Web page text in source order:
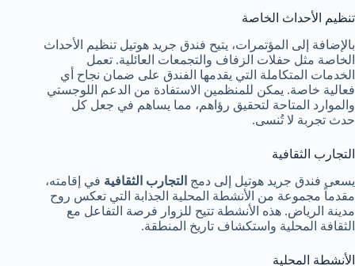
تنظيم الأحداث الخاصة
بالإضافة إلى المؤتمرات، يتيح فندق جريد هوتيل تنظيم الأحداث
الخاصة مثل حفلات الزفاف والتجمعات العائلية. تعمل
الخدمات المتكاملة التي يقدمها الفندق على ضمان نجاح أي
فعالية خاصة. يمكن للمنظمين الاستفادة من الدعم اللوجستي
والموارد المتاحة لتحقيق رؤاهم، مما يساهم في جعل كل
حدث تجربة لا تُنسى.
التجارب الثقافية
يسعى فندق جريد هوتيل إلى دمج التجارب الثقافية في إقامته،
مقدماً مجموعة من الأنشطة المحلية الجذابة التي تعكس روح
مدينة الرياض. هذه الأنشطة تتيح للزوار فرصة التفاعل مع
الثقافة المحلية واستكشاف تاريخ المنطقة.
الأنشطة المحلية